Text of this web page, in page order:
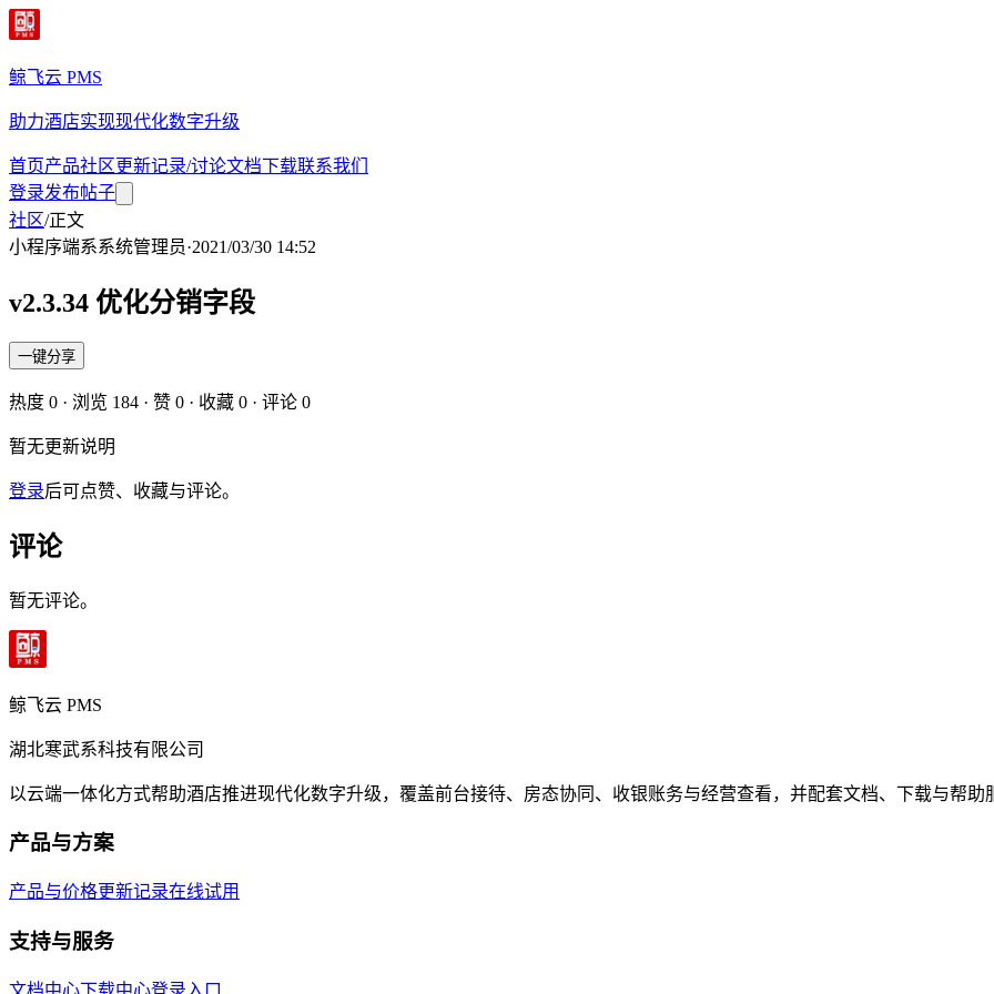
鲸飞云 PMS
助力酒店实现现代化数字升级
首页产品社区更新记录/讨论文档下载联系我们
登录发布帖子
社区/正文
小程序端系系统管理员·2021/03/30 14:52
v2.3.34 优化分销字段
一键分享
热度 0 · 浏览 184 · 赞 0 · 收藏 0 · 评论 0
暂无更新说明
登录后可点赞、收藏与评论。
评论
暂无评论。
鲸飞云 PMS
湖北寒武系科技有限公司
以云端一体化方式帮助酒店推进现代化数字升级，覆盖前台接待、房态协同、收银账务与经营查看，并配套文档、下载与帮助
产品与方案
产品与价格更新记录在线试用
支持与服务
文档中心下载中心登录入口